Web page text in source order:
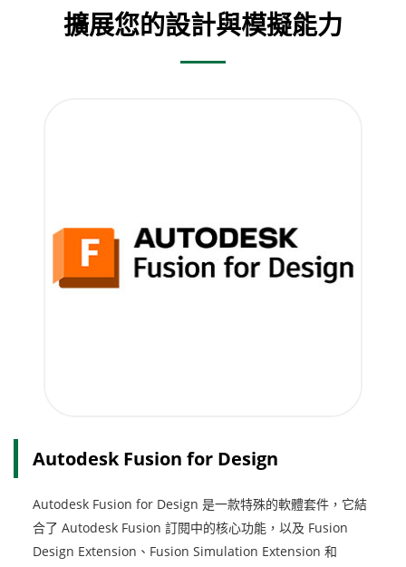
擴展您的設計與模擬能力
Autodesk Fusion for Design
Autodesk Fusion for Design 是一款特殊的軟體套件，它結
合了 Autodesk Fusion 訂閱中的核心功能，以及 Fusion
Design Extension、Fusion Simulation Extension 和